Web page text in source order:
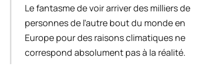
Le fantasme de voir arriver des milliers de
personnes de l’autre bout du monde en
Europe pour des raisons climatiques ne
correspond absolument pas à la réalité.